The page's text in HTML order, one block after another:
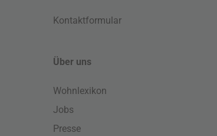
Kontaktformular
Über uns
Wohnlexikon
Jobs
Presse